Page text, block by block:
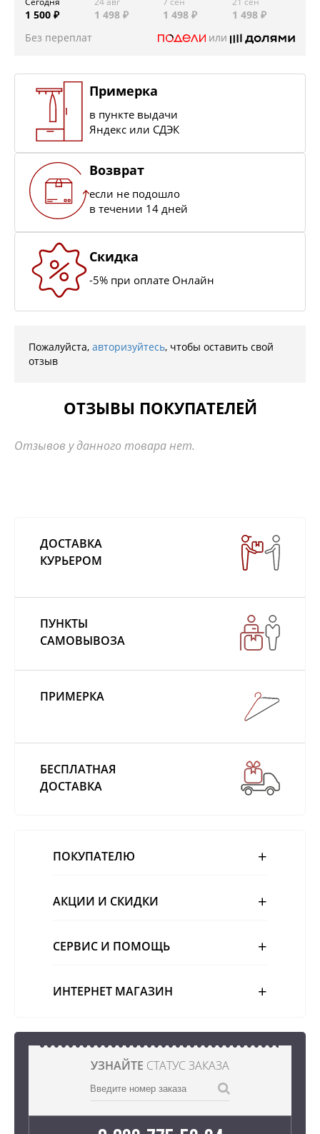
1 500 ₽ 1 498 ₽ 1 498 ₽
1 498 ₽
Без переплат
или
Примерка
в пункте выдачи
Яндекс или СДЭК
Возврат
если не подошло
в течении 14 дней
Скидка
-5% при оплате Онлайн
Пожалуйста, авторизуйтесь, чтобы оставить свой
отзыв
ОТЗЫВЫ ПОКУПАТЕЛЕЙ
Отзывов у данного товара нет.
ДОСТАВКА
КУРЬЕРОМ
ПУНКТЫ
САМОВЫВОЗА
ПРИМЕРКА
БЕСПЛАТНАЯ
ДОСТАВКА
ПОКУПАТЕЛЮ
АКЦИИ И СКИДКИ
СЕРВИС И ПОМОЩЬ
ИНТЕРНЕТ МАГАЗИН
УЗНАЙТЕ СТАТУС ЗАКАЗА